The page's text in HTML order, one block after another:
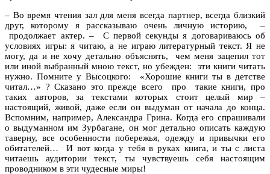
– Во время чтения зал для меня всегда партнер, всегда близкий
друг, которому я рассказываю очень личную историю, –
продолжает актер. –С первой секунды я договариваюсь об
условиях игры: я читаю, а не играю литературный текст. Я не
могу, да и не хочу детально объяснять, чем меня зацепил тот
или иной выбранный мною текст, но убежден: эти книги читать
нужно. Помните у Высоцкого: «Хорошие книги ты в детстве
читал…» ? Сказано это прежде всего про такие книги, про
таких авторов, за текстами которых стоит целый мир –
настоящий, живой, даже если он выдуман от начала до конца.
Вспомним, например, Александра Грина. Когда его спрашивали
о выдуманном им Зурбагане, он мог детально описать каждую
таверну, все особенности побережья, одежду и привычки его
обитателей… И вот когда у тебя в руках книга, и ты с листа
читаешь аудитории текст, ты чувствуешь себя настоящим
проводником в эти чудесные миры!